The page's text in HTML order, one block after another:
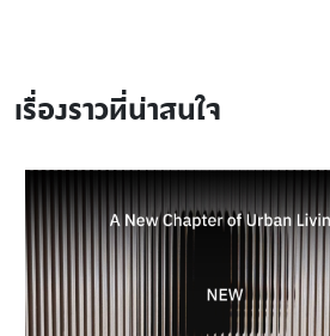
เรื่องราวที่น่าสนใจ